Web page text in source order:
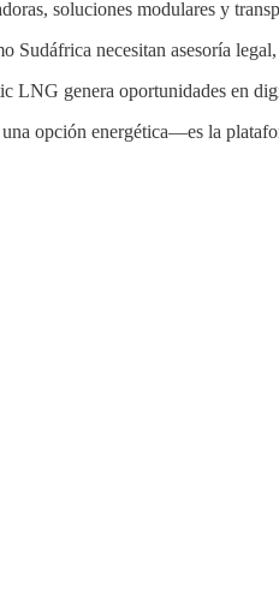
soluciones modulares y
Sudáfrica necesitan asesoría
LNG genera oportunidades en
opción energética—es la